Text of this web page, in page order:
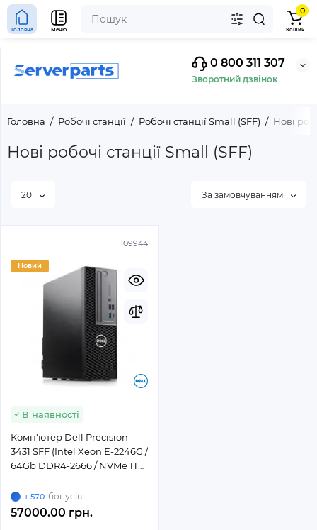
0 800 311 307
Зворотний дзвінок
Головна Меню
0
Кошик
Головна Робочі станції Робочі станції Small (SFF) Нові
Нові робочі станції Small (SFF)
20 За замовчуванням
109944
Новий
В наявності
Комп'ютер Dell Precision
3431 SFF (Intel Xeon E-2246G /
64Gb DDR4-2666 / NVMe 1Tb)
+ 570 бонусів
57000.00 грн.